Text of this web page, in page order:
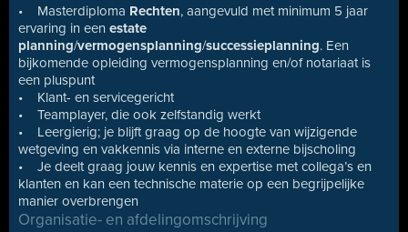
• Masterdiploma Rechten, aangevuld met minimum 5 jaar
ervaring in een estate
planning/vermogensplanning/successieplanning. Een
bijkomende opleiding vermogensplanning en/of notariaat is
een pluspunt
• Klant- en servicegericht
• Teamplayer, die ook zelfstandig werkt
• Leergierig; je blijft graag op de hoogte van wijzigende
wetgeving en vakkennis via interne en externe bijscholing
• Je deelt graag jouw kennis en expertise met collega’s en
klanten en kan een technische materie op een begrijpelijke
manier overbrengen
Organisatie- en afdelingomschrijving